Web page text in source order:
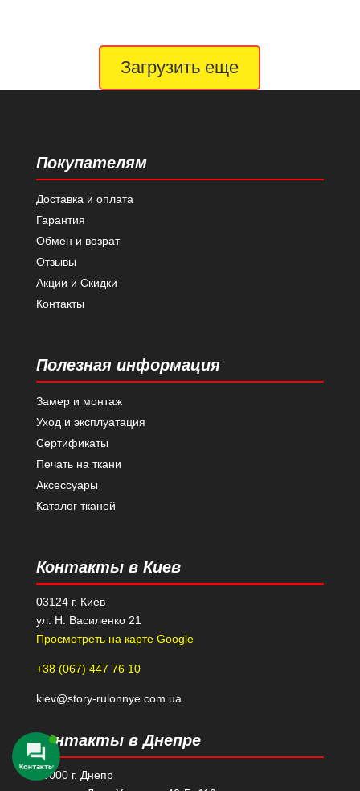
Загрузить еще
Покупателям
Доставка и оплата
Гарантия
Обмен и возрат
Отзывы
Акции и Скидки
Контакты
Полезная информация
Замер и монтаж
Уход и эксплуатация
Сертификаты
Печать на ткани
Аксессуары
Каталог тканей
Контакты в Киев
03124 г. Киев
ул. Н. Василенко 21
Просмотреть на карте Google
+38 (067) 447 76 10
kiev@story-rulonnye.com.ua
Контакты в Днепре
49000 г. Днепр